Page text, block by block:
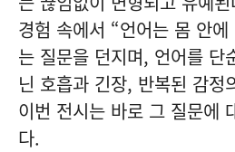
경험 속에서 “언어는 몸 안
는 질문을 던지며, 언어를 단
닌 호흡과 긴장, 반복된 감정
이번 전시는 바로 그 질문에
다.